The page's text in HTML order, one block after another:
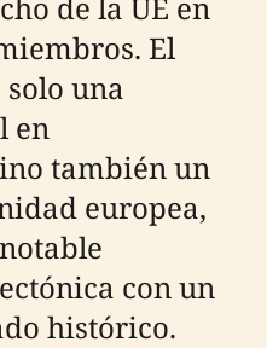
El
solo una
en
también un
europea,
con un
histórico.